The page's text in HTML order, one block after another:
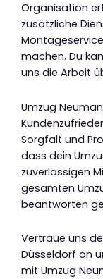
Organisation
zusätzliche
machen. Du
uns die Arbeit
Umzug
Sorgfalt und
dass dein
zuverlässigen
gesamten
beantworten
Vertraue uns
Düsseldorf an
mit Umzug